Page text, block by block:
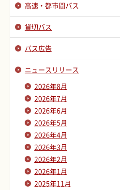
高速・都市間バス
貸切バス
バス広告
ニュースリリース
2026年8月
2026年7月
2026年6月
2026年5月
2026年4月
2026年3月
2026年2月
2026年1月
2025年11月